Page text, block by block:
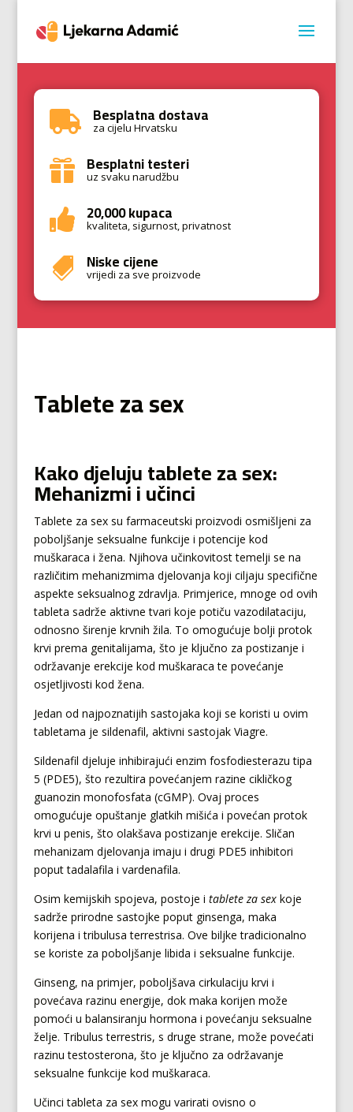
 Besplatna dostava
za cijelu Hrvatsku
 Besplatni testeri
uz svaku narudžbu
 20,000 kupaca
kvaliteta, sigurnost, privatnost
 Niske cijene
vrijedi za sve proizvode
Tablete za sex
Kako djeluju tablete za sex:
Mehanizmi i učinci
Tablete za sex su farmaceutski proizvodi osmišljeni za
poboljšanje seksualne funkcije i potencije kod
muškaraca i žena. Njihova učinkovitost temelji se na
različitim mehanizmima djelovanja koji ciljaju specifične
aspekte seksualnog zdravlja. Primjerice, mnoge od ovih
tableta sadrže aktivne tvari koje potiču vazodilataciju,
odnosno širenje krvnih žila. To omogućuje bolji protok
krvi prema genitalijama, što je ključno za postizanje i
održavanje erekcije kod muškaraca te povećanje
osjetljivosti kod žena.
Jedan od najpoznatijih sastojaka koji se koristi u ovim
tabletama je sildenafil, aktivni sastojak Viagre.
Sildenafil djeluje inhibirajući enzim fosfodiesterazu tipa
5 (PDE5), što rezultira povećanjem razine cikličkog
guanozin monofosfata (cGMP). Ovaj proces
omogućuje opuštanje glatkih mišića i povećan protok
krvi u penis, što olakšava postizanje erekcije. Sličan
mehanizam djelovanja imaju i drugi PDE5 inhibitori
poput tadalafila i vardenafila.
Osim kemijskih spojeva, postoje i tablete za sexkoje
sadrže prirodne sastojke poput ginsenga, maka
korijena i tribulusa terrestrisa. Ove biljke tradicionalno
se koriste za poboljšanje libida i seksualne funkcije.
Ginseng, na primjer, poboljšava cirkulaciju krvi i
povećava razinu energije, dok maka korijen može
pomoći u balansiranju hormona i povećanju seksualne
želje. Tribulus terrestris, s druge strane, može povećati
razinu testosterona, što je ključno za održavanje
seksualne funkcije kod muškaraca.
Učinci tableta za sex mogu varirati ovisno o